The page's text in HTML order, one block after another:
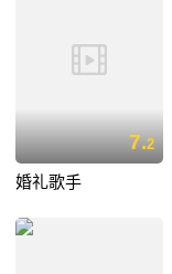
7.2
婚礼歌手